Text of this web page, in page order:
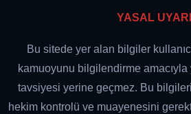
YASAL UYARI
Bu sitede yer alan bilgiler
kamuoyunu bilgilendirme amacıyla
tavsiyesi yerine geçmez. Bu
hekim kontrolü ve muayenesini